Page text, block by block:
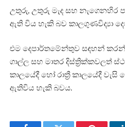
උතුරු, උතුරු මැද සහ නැගෙනහිර
ඇති විය හැකි බව කාලගුණවිද්‍යා
එම දෙපාර්තමේන්තුව සඳහන්
ගාල්ල සහ මාතර දිස්ත්‍රික්කවලත්
කාලයේදී හෝ රාත්‍රී කාලයේදී
ඇතිවිය හැකි බවය.